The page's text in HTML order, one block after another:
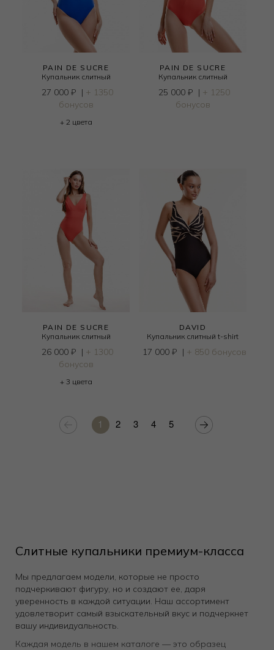
PAIN DE SUCRE
Купальник слитный
27 000 ₽ | + 1350
бонусов
+ 2 цвета
PAIN DE SUCRE
Купальник слитный
25 000 ₽ | + 1250
бонусов
PAIN DE SUCRE
Купальник слитный
26 000 ₽ | + 1300
бонусов
+ 3 цвета
DAVID
Купальник слитный t-shirt
17 000 ₽ | + 850 бонусов
1 2 3 4 5
Слитные купальники премиум-класса
Мы предлагаем модели, которые не просто
подчеркивают фигуру, но и создают ее, даря
уверенность в каждой ситуации. Наш ассортимент
удовлетворит самый взыскательный вкус и подчеркнет
вашу индивидуальность.
Каждая модель в нашем каталоге — это образец